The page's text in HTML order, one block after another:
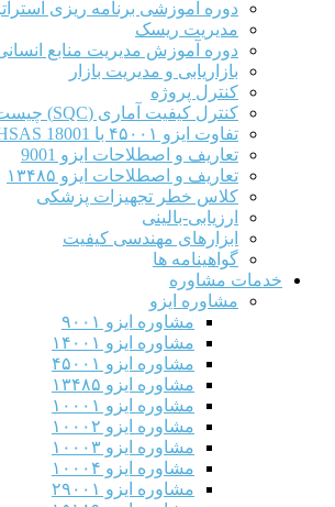
دوره آموزشی برنامه ریزی
مدیریت ریسک
دوره آموزش مدیریت منابع
بازاریابی و مدیریت بازار
کنترل پروژه
کنترل کیفیت آماری (SQC) چیست؟
تفاوت ایزو ۴۵۰۰۱ با OHSAS 18001
تعاریف و اصطلاحات ایزو 9001
تعاریف و اصطلاحات ایزو ۱۳۴۸۵
کلاس خطر تجهیزات پزشکی
ارزیابی-بالینی
ابزارهای مهندسی کیفیت
گواهینامه ها
خدمات مشاوره
مشاوره ایزو
مشاوره ایزو ۹۰۰۱
مشاوره ایزو ۱۴۰۰۱
مشاوره ایزو ۴۵۰۰۱
مشاوره ایزو ۱۳۴۸۵
مشاوره ایزو ۱۰۰۰۱
مشاوره ایزو ۱۰۰۰۲
مشاوره ایزو ۱۰۰۰۳
مشاوره ایزو ۱۰۰۰۴
مشاوره ایزو ۲۹۰۰۱